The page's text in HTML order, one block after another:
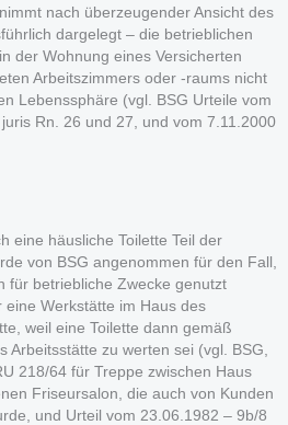
nach überzeugender Ansicht des
dargelegt – die betrieblichen
der Wohnung eines Versicherten
Arbeitszimmers oder -raums nicht
Lebenssphäre (vgl. BSG Urteile vom
Rn. 26 und 27, und vom 7.11.2000
eine häusliche Toilette Teil der
von BSG angenommen für den Fall,
für betriebliche Zwecke genutzt
Werkstätte im Haus des
weil eine Toilette dann gemäß
Arbeitsstätte zu werten sei (vgl. BSG,
218/64 für Treppe zwischen Haus
Friseursalon, die auch von Kunden
und Urteil vom 23.06.1982 – 9b/8